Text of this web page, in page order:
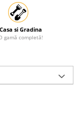
Casa si Gradina
gamă completă!